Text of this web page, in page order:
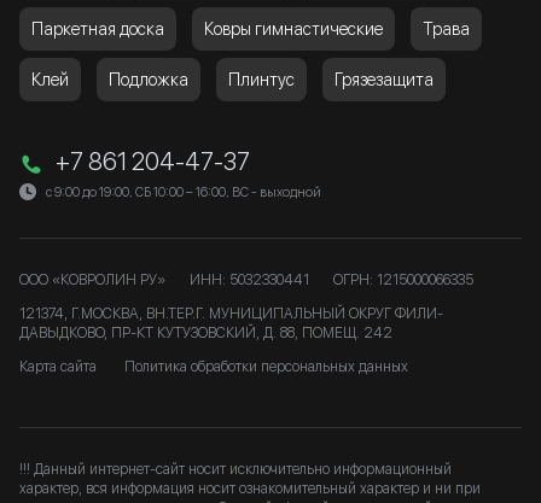
Паркетная доска Ковры гимнастические Трава
Клей Подложка Плинтус Грязезащита
+7 861 204-47-37
с 9:00 до 19:00, СБ 10:00 – 16:00, ВС - выходной
ООО «КОВРОЛИН РУ» ИНН: 5032330441
ОГРН: 1215000066335
121374, Г.МОСКВА, ВН.ТЕР.Г. МУНИЦИПАЛЬНЫЙ ОКРУГ ФИЛИ-
ДАВЫДКОВО, ПР-КТ КУТУЗОВСКИЙ, Д. 88, ПОМЕЩ. 242
Карта сайта
Политика обработки персональных данных
!!! Данный интернет-сайт носит исключительно информационный
характер, вся информация носит ознакомительный характер и ни при